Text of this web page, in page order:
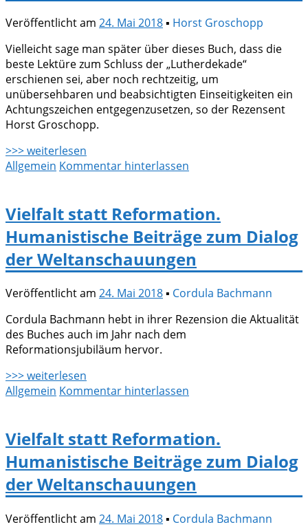
Veröffentlicht am 24. Mai 2018▪ Horst Groschopp
Vielleicht sage man später über dieses Buch, dass die
beste Lektüre zum Schluss der „Lutherdekade“
erschienen sei, aber noch rechtzeitig, um
unübersehbaren und beabsichtigten Einseitigkeiten ein
Achtungszeichen entgegenzusetzen, so der Rezensent
Horst Groschopp.
>>> weiterlesen
Allgemein Kommentar hinterlassen
Vielfalt statt Reformation.
Humanistische Beiträge zum Dialog
der Weltanschauungen
Veröffentlicht am 24. Mai 2018▪ Cordula Bachmann
Cordula Bachmann hebt in ihrer Rezension die Aktualität
des Buches auch im Jahr nach dem
Reformationsjubiläum hervor.
>>> weiterlesen
Allgemein Kommentar hinterlassen
Vielfalt statt Reformation.
Humanistische Beiträge zum Dialog
der Weltanschauungen
Veröffentlicht am 24. Mai 2018▪ Cordula Bachmann